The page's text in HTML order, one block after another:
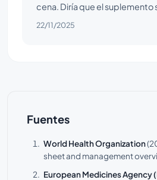
cena. Diría que el suplemento
22/11/2025
Fuentes
World Health Organization
sheet and management
European Medicines Agency